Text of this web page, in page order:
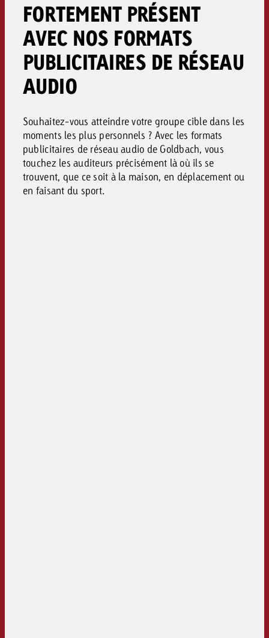
FORTEMENT PRÉSENT
AVEC NOS FORMATS
PUBLICITAIRES DE RÉSEAU
AUDIO
Souhaitez-vous atteindre votre groupe cible dans les
moments les plus personnels ? Avec les formats
publicitaires de réseau audio de Goldbach, vous
touchez les auditeurs précisément là où ils se
trouvent, que ce soit à la maison, en déplacement ou
en faisant du sport.